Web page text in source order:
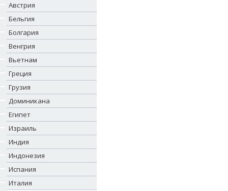
Австрия
Бельгия
Болгария
Венгрия
Вьетнам
Греция
Грузия
Доминикана
Египет
Израиль
Индия
Индонезия
Испания
Италия